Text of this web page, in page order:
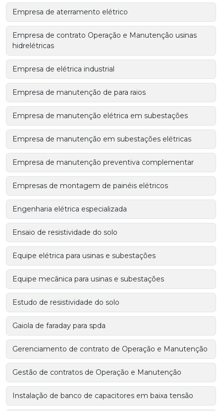
Empresa de aterramento elétrico
Empresa de contrato Operação e Manutenção usinas
hidrelétricas
Empresa de elétrica industrial
Empresa de manutenção de para raios
Empresa de manutenção elétrica em subestações
Empresa de manutenção em subestações elétricas
Empresa de manutenção preventiva complementar
Empresas de montagem de painéis elétricos
Engenharia elétrica especializada
Ensaio de resistividade do solo
Equipe elétrica para usinas e subestações
Equipe mecânica para usinas e subestações
Estudo de resistividade do solo
Gaiola de faraday para spda
Gerenciamento de contrato de Operação e Manutenção
Gestão de contratos de Operação e Manutenção
Instalação de banco de capacitores em baixa tensão